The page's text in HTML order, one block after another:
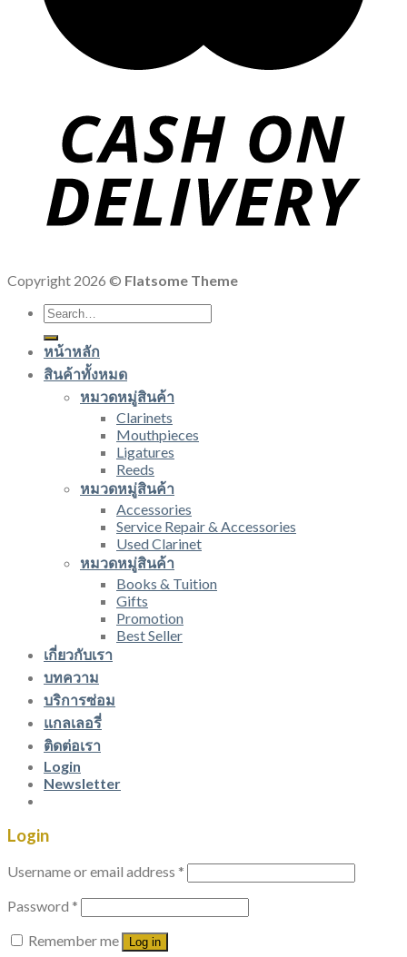
Copyright 2026 © Flatsome Theme
Search
for:
หน้าหลัก
สินค้าทั้งหมด
หมวดหมู่สินค้า
Clarinets
Mouthpieces
Ligatures
Reeds
หมวดหมู่สินค้า
Accessories
Service Repair & Accessories
Used Clarinet
หมวดหมู่สินค้า
Books & Tuition
Gifts
Promotion
Best Seller
เกี่ยวกับเรา
บทความ
บริการซ่อม
แกลเลอรี่
ติดต่อเรา
Login
Newsletter
Login
Username or email address *
Password *
Remember me
Log in